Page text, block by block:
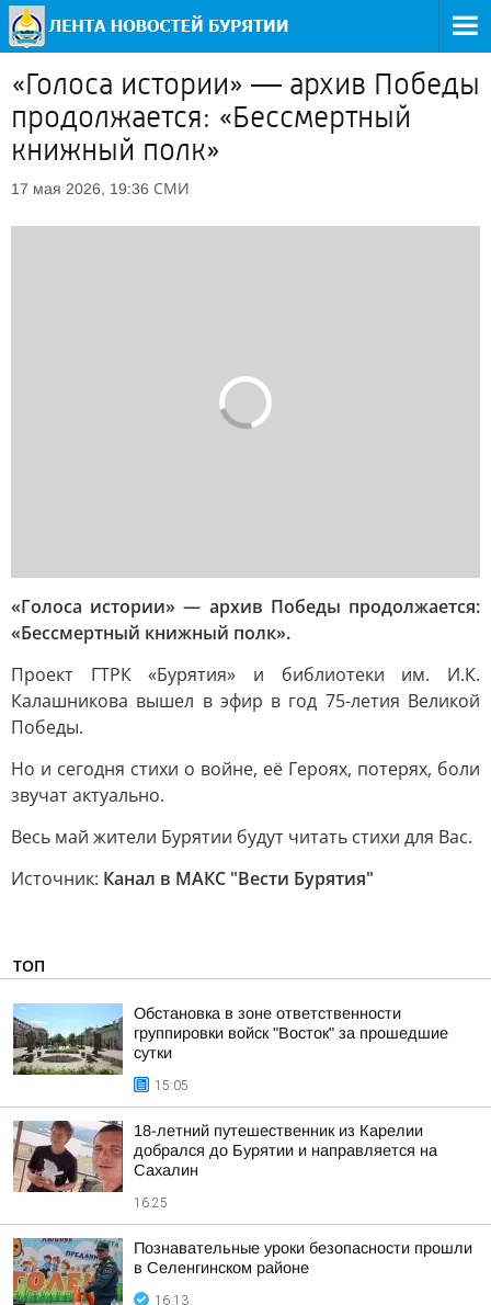
«Голоса истории» — архив Победы
продолжается: «Бессмертный
книжный полк»
17 мая 2026, 19:36 СМИ
«Голоса истории» — архив Победы продолжается:
«Бессмертный книжный полк».
Проект ГТРК «Бурятия» и библиотеки им. И.К.
Калашникова вышел в эфир в год 75-летия Великой
Победы.
Но и сегодня стихи о войне, её Героях, потерях, боли
звучат актуально.
Весь май жители Бурятии будут читать стихи для Вас.
Источник: Канал в МАКС "Вести Бурятия"
ТОП
Обстановка в зоне ответственности
группировки войск "Восток" за прошедшие
сутки
15:05
18-летний путешественник из Карелии
добрался до Бурятии и направляется на
Сахалин
16:25
Познавательные уроки безопасности прошли
в Селенгинском районе
16:13